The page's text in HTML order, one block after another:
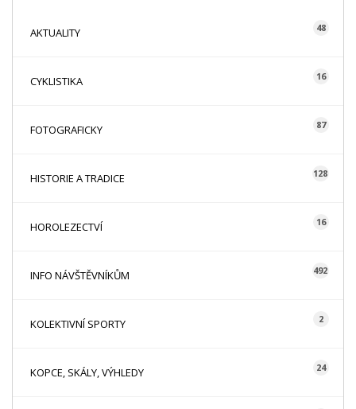
AKTUALITY 48
CYKLISTIKA 16
FOTOGRAFICKY 87
HISTORIE A TRADICE 128
HOROLEZECTVÍ 16
INFO NÁVŠTĚVNÍKŮM 492
KOLEKTIVNÍ SPORTY 2
KOPCE, SKÁLY, VÝHLEDY 24